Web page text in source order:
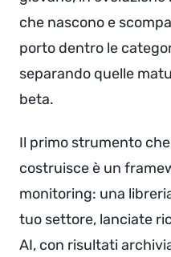
che nascono e
porto dentro le
separando quelle
beta.
Il primo strumento
costruisce è un
monitoring: una
tuo settore, lanciate
AI, con risultati